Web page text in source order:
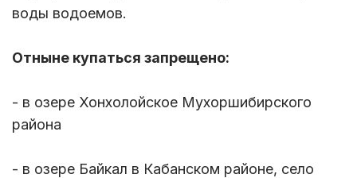
воды водоемов.
Отныне купаться запрещено:
- в озере Хонхолойское Мухоршибирского
района
- в озере Байкал в Кабанском районе, село